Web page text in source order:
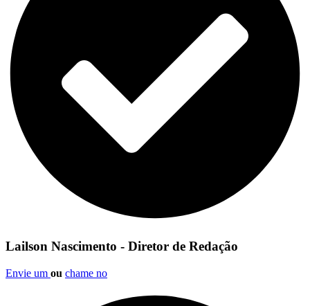
Lailson Nascimento - Diretor de Redação
Envie um ou chame no